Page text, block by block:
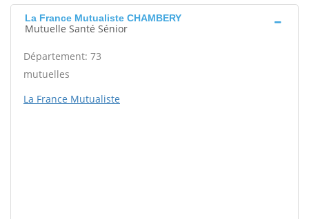
La France Mutualiste CHAMBERY
Mutuelle Santé Sénior
Département: 73
mutuelles
La France Mutualiste